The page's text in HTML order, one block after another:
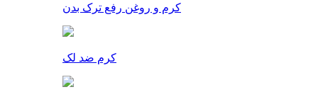
کرم و روغن رفع ترک بدن
کرم ضد لک